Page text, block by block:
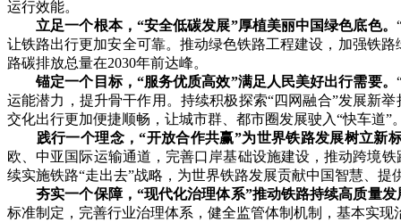
运行效能。
立足一个根本，“安全低碳发展”厚植美丽中国绿色底色。
让铁路出行更加安全可靠。推动绿色铁路工程建设，加强铁
路碳排放总量在2030年前达峰。
锚定一个目标，“服务优质高效”满足人民美好出行需要。
运能潜力，提升骨干作用。持续积极探索“四网融合”发展新
交化出行更加便捷顺畅，让城市群、都市圈发展驶入“快车道”
践行一个理念，“开放合作共赢”为世界铁路发展树立新
欧、中亚国际运输通道，完善口岸基础设施建设，推动跨境
续实施铁路“走出去”战略，为世界铁路发展贡献中国智慧、提
夯实一个保障，“现代化治理体系”推动铁路持续高质量发
标准制定，完善行业治理体系，健全监管体制机制，基本实现